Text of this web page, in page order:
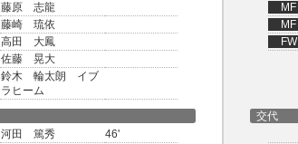
藤原 志龍
藤崎 琉依
高田 大鳳
佐藤 晃大
鈴木 輪太朗 イブ
ラヒーム
MF
MF
FW
河田 篤秀
46'
交代